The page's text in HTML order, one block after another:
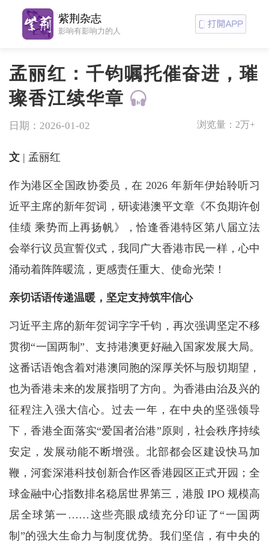
孟丽红：千钧嘱托催奋进，璀
璨香江续华章
日期：2026-01-02 浏览量： 2万+
文| 孟丽红
作为港区全国政协委员，在 2026 年新年伊始聆听习
近平主席的新年贺词，研读港澳平文章《不负期许创
佳绩 乘势而上再扬帆》，恰逢香港特区第八届立法
会举行议员宣誓仪式，我同广大香港市民一样，心中
涌动着阵阵暖流，更感责任重大、使命光荣！
亲切话语传递温暖，坚定支持筑牢信心
习近平主席的新年贺词字字千钧，再次强调坚定不移
贯彻“一国两制”、支持港澳更好融入国家发展大局。
这番话语饱含着对港澳同胞的深厚关怀与殷切期望，
也为香港未来的发展指明了方向。为香港由治及兴的
征程注入强大信心。过去一年，在中央的坚强领导
下，香港全面落实“爱国者治港”原则，社会秩序持续
安定，发展动能不断增强。北部都会区建设快马加
鞭，河套深港科技创新合作区香港园区正式开园；全
球金融中心指数排名稳居世界第三，港股 IPO 规模高
居全球第一……这些亮眼成绩充分印证了“一国两
制”的强大生命力与制度优势。我们坚信，有中央的
紫荆杂志
影响有影响力的人